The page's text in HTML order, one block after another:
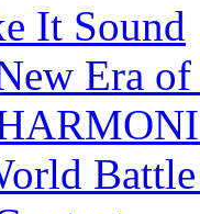
It Sound
Era